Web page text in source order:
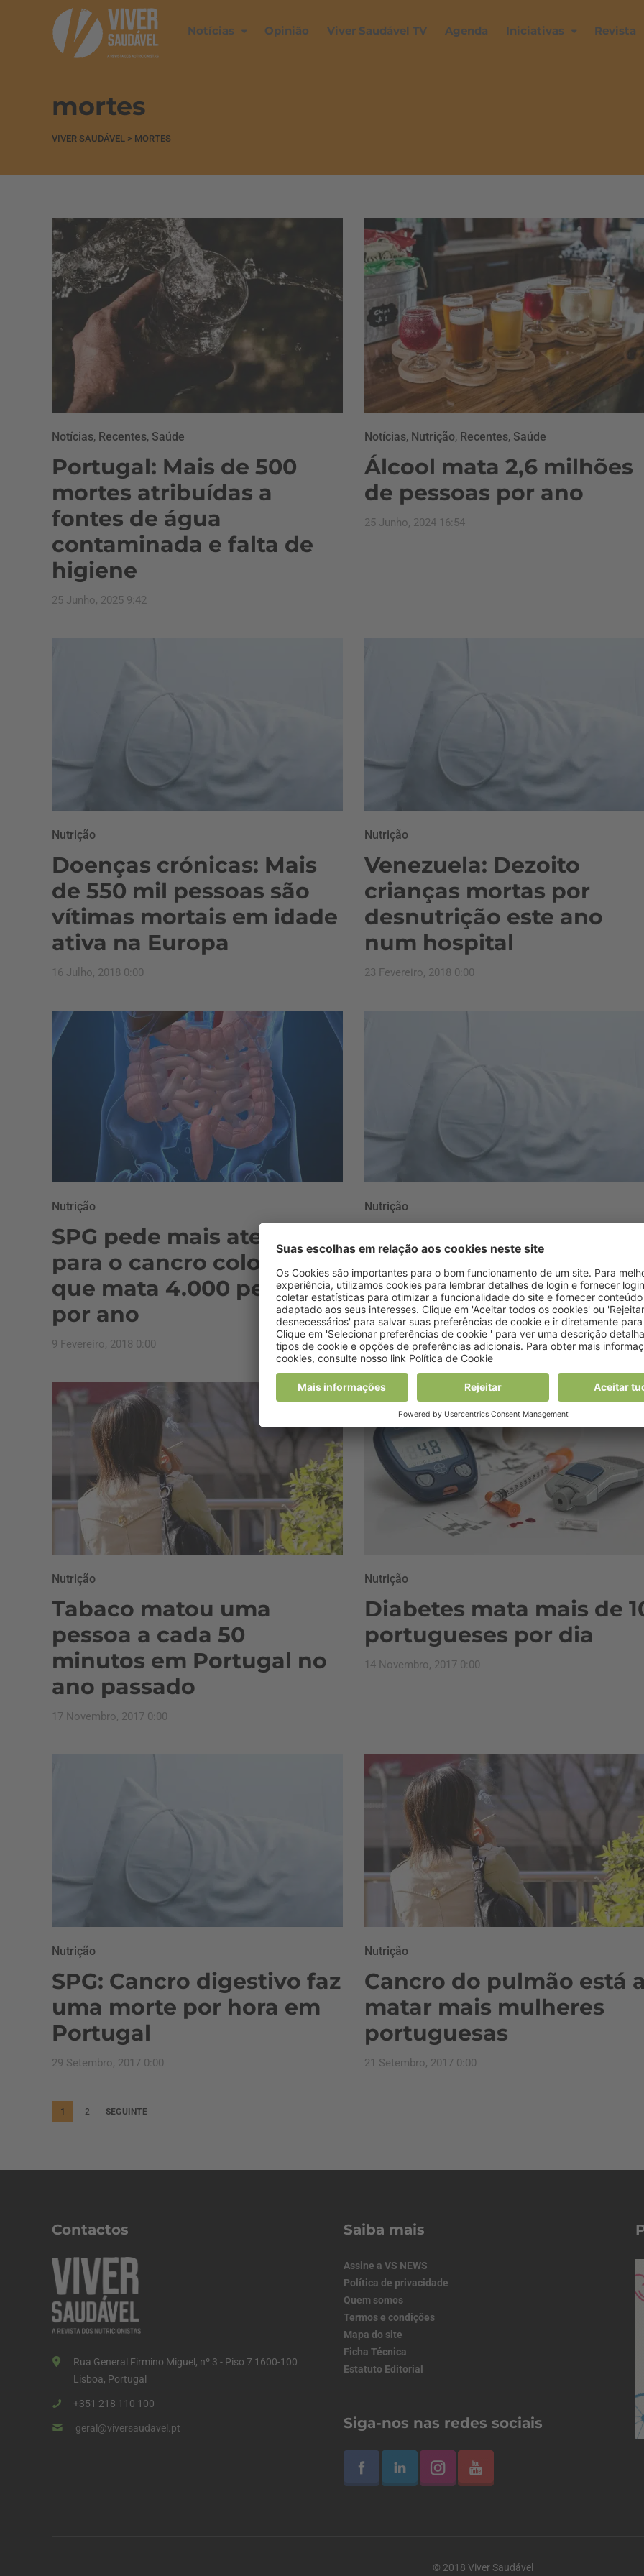
Notícias Opinião Viver Saudável TV Agenda Iniciativas Revista
mortes
VIVER SAUDÁVEL > MORTES
Notícias, Recentes, Saúde
Portugal: Mais de 500
mortes atribuídas a
fontes de água
contaminada e falta de
higiene
25 Junho, 2025 9:42
Notícias, Nutrição, Recentes, Saúde
Álcool mata 2,6 milhões
de pessoas por ano
25 Junho, 2024 16:54
Nutrição
Doenças crónicas: Mais
de 550 mil pessoas são
vítimas mortais em idade
ativa na Europa
16 Julho, 2018 0:00
Nutrição
Venezuela: Dezoito
crianças mortas por
desnutrição este ano
num hospital
23 Fevereiro, 2018 0:00
Nutrição
SPG pede mais atenção
para o cancro colorretal
que mata 4.000 pessoas
por ano
9 Fevereiro, 2018 0:00
Nutrição
mil mortes em 2016
2 Fevereiro, 2018 0:00
Nutrição
Tabaco matou uma
pessoa a cada 50
minutos em Portugal no
ano passado
17 Novembro, 2017 0:00
Nutrição
Diabetes mata mais de
portugueses por dia
14 Novembro, 2017 0:00
Nutrição
SPG: Cancro digestivo faz
uma morte por hora em
Portugal
29 Setembro, 2017 0:00
Nutrição
Cancro do pulmão está
matar mais mulheres
portuguesas
21 Setembro, 2017 0:00
P
a
ã
o
d
o
s
o
n
1 2 SEGUINTE
Contactos
Rua General Firmino Miguel, nº 3 - Piso 7 1600-100
Lisboa, Portugal
+351 218 110 100
geral@viversaudavel.pt
Saiba mais
Assine a VS NEWS
Política de privacidade
Quem somos
Termos e condições
Mapa do site
Ficha Técnica
Estatuto Editorial
Siga-nos nas redes sociais
© 2018 Viver Saudável